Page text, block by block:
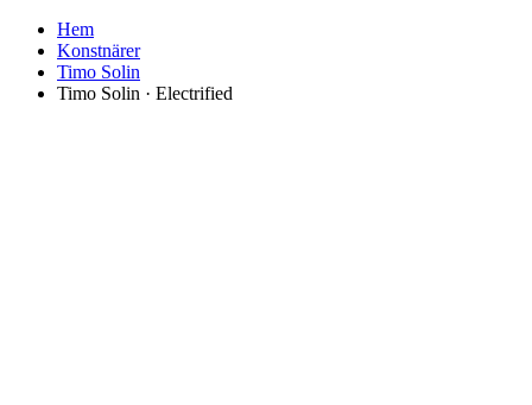
Hem
Konstnärer
Timo Solin
Timo Solin · Electrified